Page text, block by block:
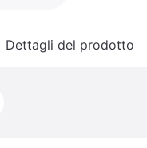
Dettagli del prodotto